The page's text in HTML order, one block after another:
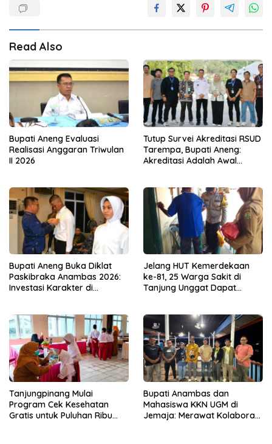
Read Also
Bupati Aneng Evaluasi
Realisasi Anggaran Triwulan
II 2026
Tutup Survei Akreditasi RSUD
Tarempa, Bupati Aneng:
Akreditasi Adalah Awal
Bupati Aneng Buka Diklat
Paskibraka Anambas 2026:
Investasi Karakter di
Jelang HUT Kemerdekaan
ke-81, 25 Warga Sakit di
Tanjung Unggat Dapat
Tanjungpinang Mulai
Program Cek Kesehatan
Gratis untuk Puluhan Ribu
Bupati Anambas dan
Mahasiswa KKN UGM di
Jemaja: Merawat Kolaborasi